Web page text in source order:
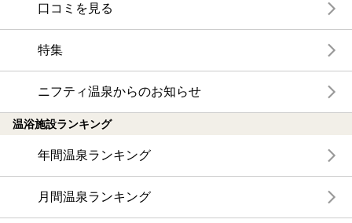
口コミを見る
特集
ニフティ温泉からのお知らせ
温浴施設ランキング
年間温泉ランキング
月間温泉ランキング